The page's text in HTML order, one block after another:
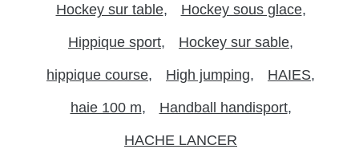
Hockey sur table Hockey sous glace
Hippique sport Hockey sur sable
hippique course High jumping HAIES
haie 100 m Handball handisport
HACHE LANCER